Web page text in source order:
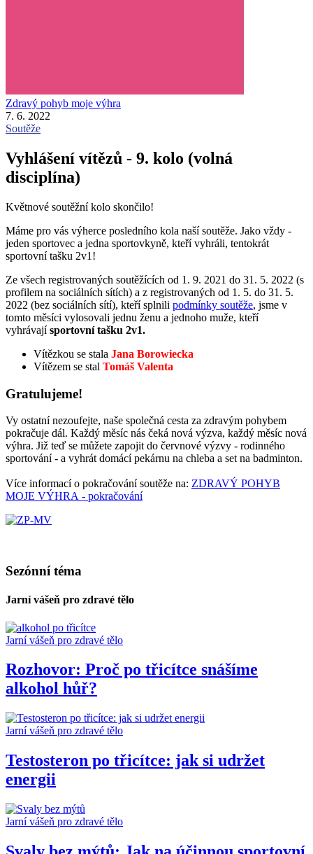
Zdravý pohyb moje výhra
7. 6. 2022
Soutěže
Vyhlášení vítězů - 9. kolo (volná
disciplína)
Květnové soutěžní kolo skončilo!
Máme pro vás výherce posledního kola naší soutěže. Jako vždy -
jeden sportovec a jedna sportovkyně, kteří vyhráli, tentokrát
sportovní tašku 2v1!
Ze všech registrovaných soutěžících od 1. 9. 2021 do 31. 5. 2022 (s
profilem na sociálních sítích) a z registrovaných od 1. 5. do 31. 5.
2022 (bez sociálních sítí), kteří splnili podmínky soutěže, jsme v
tomto měsíci vylosovali jednu ženu a jednoho muže, kteří
vyhrávajísportovní tašku 2v1.
Vítězkou se stala Jana Borowiecka
Vítězem se stal Tomáš Valenta
Gratulujeme!
Vy ostatní nezoufejte, naše společná cesta za zdravým pohybem
pokračuje dál. Každý měsíc nás čeká nová výzva, každý měsíc nová
výhra. Již teď se můžete zapojit do červnové výzvy - rodinného
sportování - a vyhrát domácí pekárnu na chleba a set na badminton.
Více informací o pokračování soutěže na: ZDRAVÝ POHYB
MOJE VÝHRA - pokračování
Sezónní téma
Jarní vášeň pro zdravé tělo
Jarní vášeň pro zdravé tělo
Rozhovor: Proč po třicítce snášíme
alkohol hůř?
Jarní vášeň pro zdravé tělo
Testosteron po třicítce: jak si udržet
energii
Jarní vášeň pro zdravé tělo